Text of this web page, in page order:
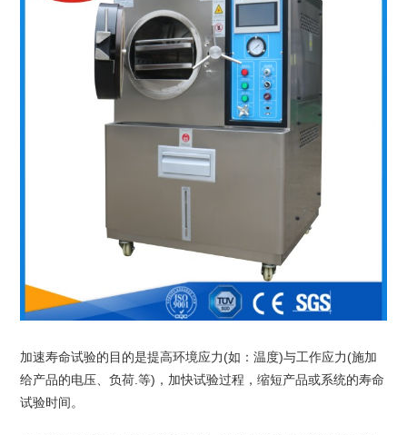
加速寿命试验的目的是提高环境应力(如：温度)与工作应力(施加
给产品的电压、负荷.等)，加快试验过程，缩短产品或系统的寿命
试验时间。